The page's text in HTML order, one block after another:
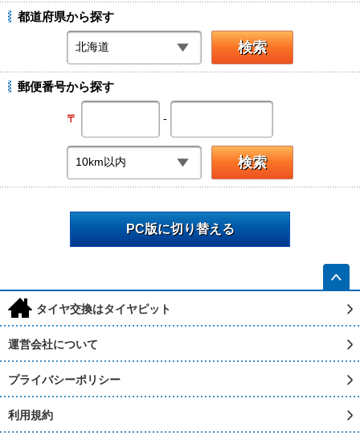
都道府県から探す
郵便番号から探す
〒 -
PC版に切り替える
h タイヤ交換はタイヤピット
運営会社について
プライバシーポリシー
利用規約